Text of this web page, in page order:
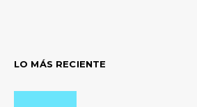
LO MÁS RECIENTE